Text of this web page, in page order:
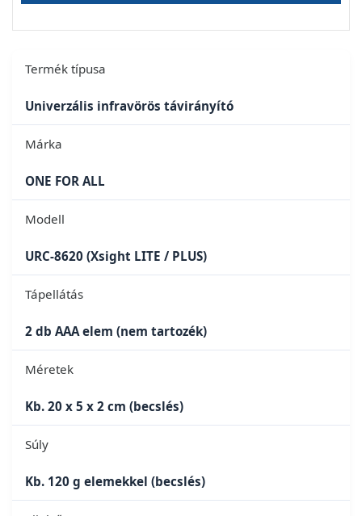
Termék típusa
Univerzális infravörös távirányító
Márka
ONE FOR ALL
Modell
URC-8620 (Xsight LITE / PLUS)
Tápellátás
2 db AAA elem (nem tartozék)
Méretek
Kb. 20 x 5 x 2 cm (becslés)
Súly
Kb. 120 g elemekkel (becslés)